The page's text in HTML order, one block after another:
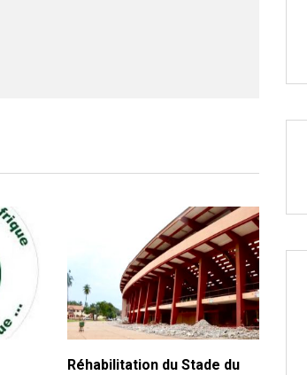
Réhabilitation du Stade du